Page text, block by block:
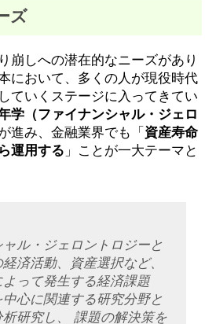
ズ
崩しへの潜在的なニーズがあり
において、多くの人が現役時代
ていくステージに入ってきてい
学（ファイナンシャル・ジェロ
進み、金融業界でも「 資産寿命
運用する 」ことが一大テーマと
ャル・ジェロントロジーと
済活動、資産選択など、
って発生する経済課題
中心に関連する研究分野と
研究し、 課題の解決策を